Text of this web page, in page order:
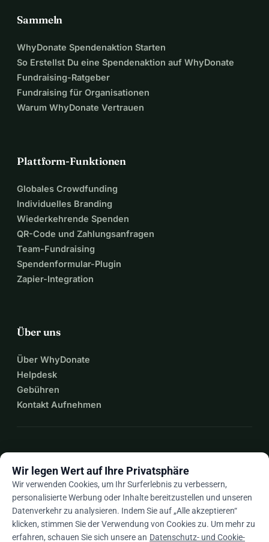
Sammeln
WhyDonate Spendenaktion Starten
So Erstellst Du eine Spendenaktion auf WhyDonate
Fundraising-Ratgeber
Fundraising für Organisationen
Warum WhyDonate Vertrauen
Plattform-Funktionen
Globales Crowdfunding
Individuelles Branding
Wiederkehrende Spenden
QR-Code und Zahlungsanfragen
Team-Fundraising
Spendenformular-Plugin
Zapier-Integration
Über uns
Über WhyDonate
Helpdesk
Gebühren
Kontakt Aufnehmen
Dearrow_drop_down
Wir legen Wert auf Ihre Privatsphäre
Wir verwenden Cookies, um Ihr Surferlebnis zu verbessern,
personalisierte Werbung oder Inhalte bereitzustellen und unseren
Datenverkehr zu analysieren. Indem Sie auf „Alle akzeptieren“
klicken, stimmen Sie der Verwendung von Cookies zu. Um mehr zu
erfahren, schauen Sie sich unsere an Datenschutz- und Cookie-